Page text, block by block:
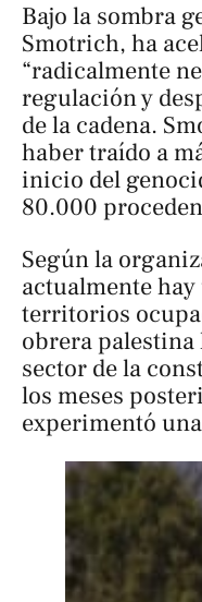
Bajo la sombra
Smotrich, ha
“radicalmente
regulación y
de la cadena.
haber traído a
inicio del
80.000
Según la
actualmente
territorios
obrera palestina
sector de la
los meses
experimentó